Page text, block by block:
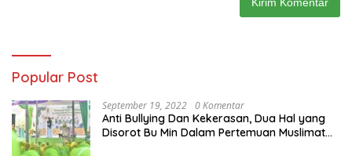
Popular Post
September 19, 2022 0 Komentar
Anti Bullying Dan Kekerasan, Dua Hal yang
Disorot Bu Min Dalam Pertemuan Muslimat